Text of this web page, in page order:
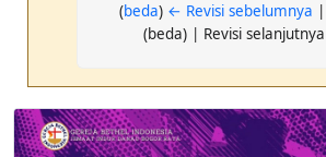
(beda) ← Revisi sebelumnya
(beda) | Revisi